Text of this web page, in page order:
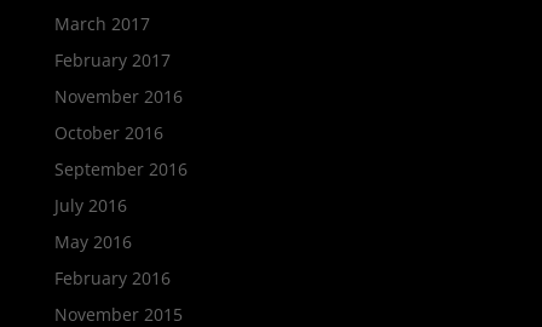
March 2017
February 2017
November 2016
October 2016
September 2016
July 2016
May 2016
February 2016
November 2015